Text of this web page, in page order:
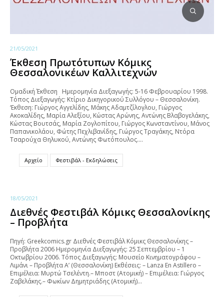
21/05/2021
Έκθεση Πρωτότυπων Κόμικς
Θεσσαλονικέων Καλλιτεχνών
Ομαδική Έκθεση Ημερομηνία Διεξαγωγής: 5-16 Φεβρουαρίου 1998.
Τόπος Διεξαγωγής: Κτίριο Δικηγορικού Συλλόγου – Θεσσαλονίκη.
‘Εκθεση: Γιώργος Αγγελίδης, Μάκης Αδαμτζίλογλου, Γιώργος
Ακοκαλίδης, Μαρία Αλεξίου, Κώστας Αρώνης, Αντώνης Βλαβογελάκης,
Κώστας Βουτσάς, Μαρία Ζογλοπίτου, Γιώργος Κωνσταντίνου, Μάνος
Παπανικολάου, Φώτης Πεχλιβανίδης, Γιώργος Τραγάκης, Ντόρα
Τσαρούχα Θηλυκού, Αντώνης Φωτόπουλος.…
Αρχείο Φεστιβάλ - Εκδηλώσεις
18/05/2021
Διεθνές Φεστιβάλ Κόμικς Θεσσαλονίκης
– Προβλήτα
Πηγή: Greekcomics.gr Διεθνές Φεστιβάλ Κόμικς Θεσσαλονίκης –
Προβλήτα 2006 Ημερομηνία Διεξαγωγής: 25 Σεπτεμβρίου – 1
Οκτωβρίου 2006. Τόπος Διεξαγωγής: Μουσείο Κινηματογράφου –
Λιμάνι – Προβλήτα Α’ (Θεσσαλονίκη) Εκθέσεις: – Lanza En Astillero –
Επιμέλεια: Μυρτώ Τσελέντη.– Μποστ (Ατομική) – Επιμέλεια: Γιώργος
Ζαβελάκης.– Φωκίων Δημητριάδης (Ατομική)…